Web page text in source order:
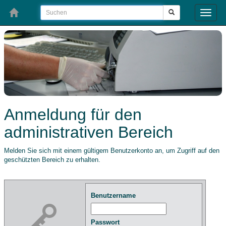
Toggle
Anmeldung für den
administrativen Bereich
Melden Sie sich mit einem gültigem Benutzerkonto an, um Zugriff auf den
geschützten Bereich zu erhalten.
Benutzername
Passwort